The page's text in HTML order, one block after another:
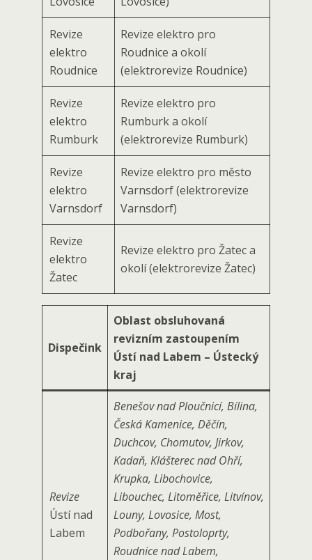
Revize
elektro
Roudnice
Revize elektro pro
Roudnice a okolí
(elektrorevize Roudnice)
Revize
elektro
Rumburk
Revize elektro pro
Rumburk a okolí
(elektrorevize Rumburk)
Revize
elektro
Varnsdorf
Revize elektro pro město
Varnsdorf (elektrorevize
Varnsdorf)
Revize
elektro
Žatec
Revize elektro pro Žatec a
okolí (elektrorevize Žatec)
Dispečink
Oblast obsluhovaná
revizním zastoupením
Ústí nad Labem – Ústecký
kraj
Revize
Ústí nad
Labem
Benešov nad Ploučnicí, Bílina,
Česká Kamenice, Děčín,
Duchcov, Chomutov, Jirkov,
Kadaň, Klášterec nad Ohří,
Krupka, Libochovice,
Libouchec, Litoměřice, Litvínov,
Louny, Lovosice, Most,
Podbořany, Postoloprty,
Roudnice nad Labem,